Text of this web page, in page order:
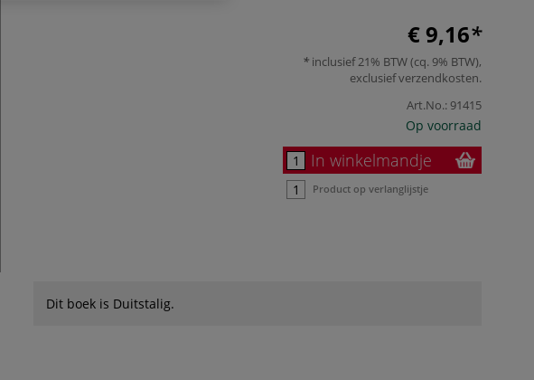
€ 9,16
inclusief 21% BTW (cq. 9% BTW),
exclusiefverzendkosten.
Art.No.: 91415
Op voorraad
In winkelmandje
Product op verlanglijstje
Dit boek is Duitstalig.